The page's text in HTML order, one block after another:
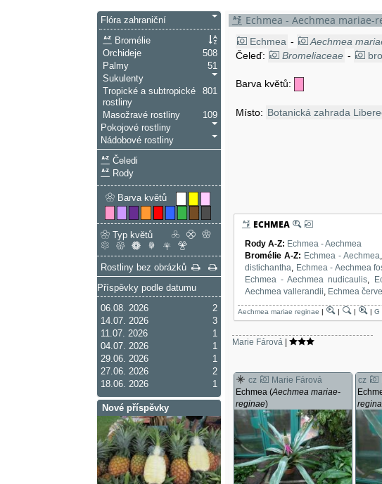
Echmea - Aechmea mariae-
Echmea -
Aechmea
Čeleď:
Bromeliaceae -
Barva květů:
Místo: Botanická zahrada
ECHMEA
Rody A-Z: Echmea - Aechmea
Bromélie A-Z: Echmea - Aechmea
distichantha
Echmea - Aechmea
Echmea - Aechmea nudicaulis
Aechmea vallerandii Echmea
Aechmea mariae reginae | | | |G
Marie Fárová |
cz
Marie Fárová
Echmea (Aechmea mariae-
reginae)
cz
Flóra zahraniční
Bromélie
508
Orchideje
51
Palmy
Sukulenty
801
Tropické a subtropické
rostliny
109
Masožravé rostliny
Pokojové rostliny
Nádobové rostliny
Čeledi
Rody
Barva květů
Typ květů
Rostliny bez obrázků
Příspěvky podle datumu
2
06.08. 2026
3
14.07. 2026
1
11.07. 2026
1
04.07. 2026
1
29.06. 2026
2
27.06. 2026
1
18.06. 2026
Nové příspěvky